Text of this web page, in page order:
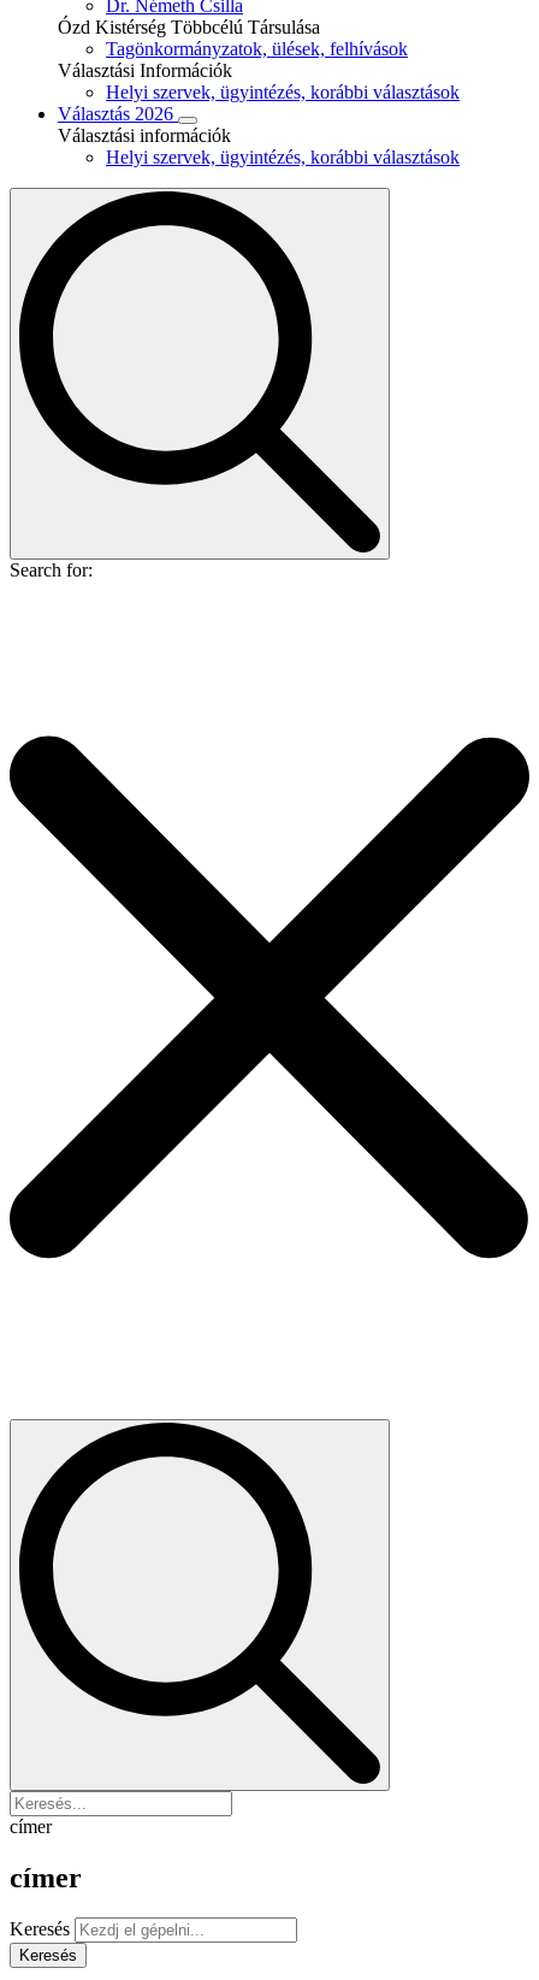
Dr. Németh Csilla
Ózd Kistérség Többcélú Társulása
Tagönkormányzatok, ülések, felhívások
Választási Információk
Helyi szervek, ügyintézés, korábbi választások
Választás 2026
Választási információk
Helyi szervek, ügyintézés, korábbi választások
Search for:
címer
címer
Keresés
Keresés